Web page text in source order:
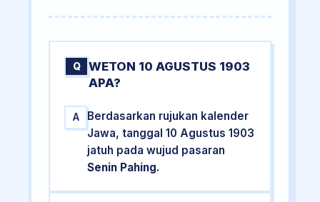
Q
WETON 10 AGUSTUS 1903
APA?
A
Berdasarkan rujukan kalender
Jawa, tanggal 10 Agustus 1903
jatuh pada wujud pasaran
Senin Pahing.